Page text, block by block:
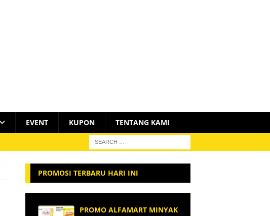
EVENT KUPON TENTANG KAMI
PROMOSI TERBARU HARI INI
PROMO ALFAMART MINYAK